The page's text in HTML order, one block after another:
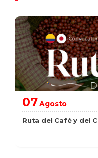
07Agosto
Ruta del Café y del